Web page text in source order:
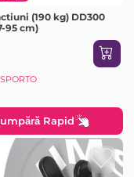
(190 kg) DD300
95 cm)
Rapid